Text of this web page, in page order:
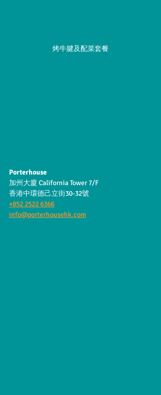
烤牛腱及配菜套餐
Porterhouse
加州大廈 California Tower 7/F
香港中環德己立街30-32號
+852 2522 6366
info@porterhousehk.com